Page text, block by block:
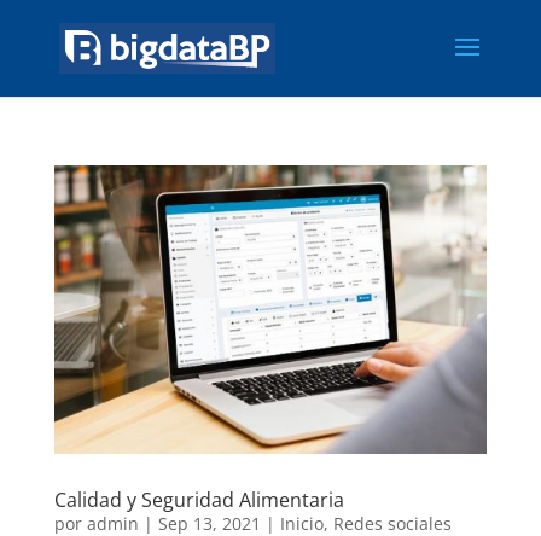
Calidad y Seguridad Alimentaria
por admin | Sep 13, 2021 | Inicio, Redes sociales